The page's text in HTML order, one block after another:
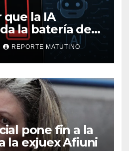
que la IA
la batería de
REPORTE MATUTINO
pone fin a la
la exjuex Afiuni